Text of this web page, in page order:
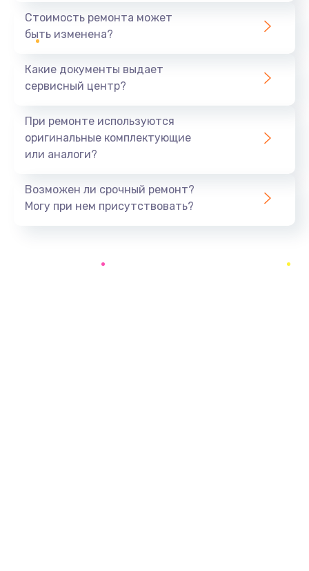
1890 руб.
Замена аккумулятора
Замена SSD
Заказать
Стоимость ремонта может
быть изменена?
Какие документы выдает
сервисный центр?
При ремонте используются
оригинальные комплектующие
или аналоги?
Возможен ли срочный ремонт?
Могу при нем присутствовать?